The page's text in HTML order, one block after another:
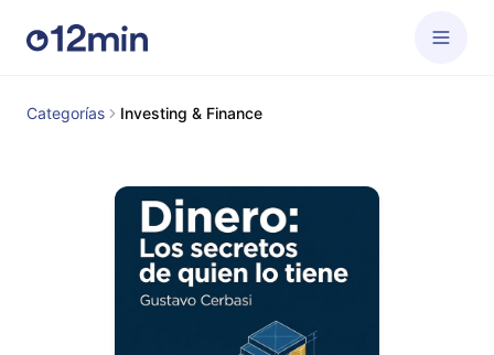
Categorías Investing & Finance